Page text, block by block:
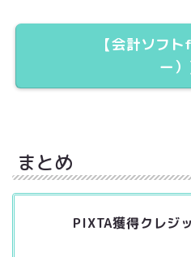
【会計ソフ
ー）
まとめ
PIXTA獲得クレジ